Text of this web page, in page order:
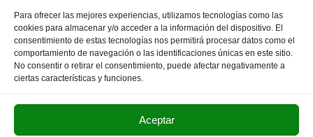
Para ofrecer las mejores experiencias, utilizamos tecnologías como las
cookies para almacenar y/o acceder a la información del dispositivo. El
consentimiento de estas tecnologías nos permitirá procesar datos como el
comportamiento de navegación o las identificaciones únicas en este sitio.
No consentir o retirar el consentimiento, puede afectar negativamente a
ciertas características y funciones.
Aceptar
« Anterior 1 2 3 4 5 … 36
Siguiente »